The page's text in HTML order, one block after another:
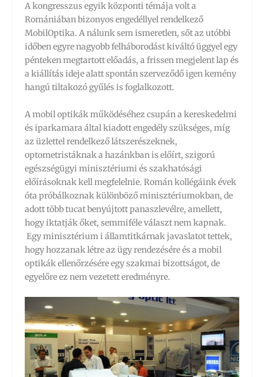
A kongresszus egyik központi témája volt a
Romániában bizonyos engedéllyel rendelkező
MobilOptika. A nálunk sem ismeretlen, sőt az utóbbi
időben egyre nagyobb felháborodást kiváltó üggyel egy
pénteken megtartott előadás, a frissen megjelent lap és
a kiállítás ideje alatt spontán szerveződő igen kemény
hangú tiltakozó gyűlés is foglalkozott.
A mobil optikák működéséhez csupán a kereskedelmi
és iparkamara által kiadott engedély szükséges, míg
az üzlettel rendelkező látszerészeknek,
optometristáknak a hazánkban is előírt, szigorú
egészségügyi minisztériumi és szakhatósági
előírásoknak kell megfelelnie. Román kollégáink évek
óta próbálkoznak különböző minisztériumokban, de
adott több tucat benyújtott panaszlevélre, amellett,
hogy iktatják őket, semmiféle választ nem kapnak.
Egy minisztérium i államtitkárnak javaslatot tettek,
hogy hozzanak létre az ügy rendezésére és a mobil
optikák ellenőrzésére egy szakmai bizottságot, de
egyelőre ez nem vezetett eredményre.